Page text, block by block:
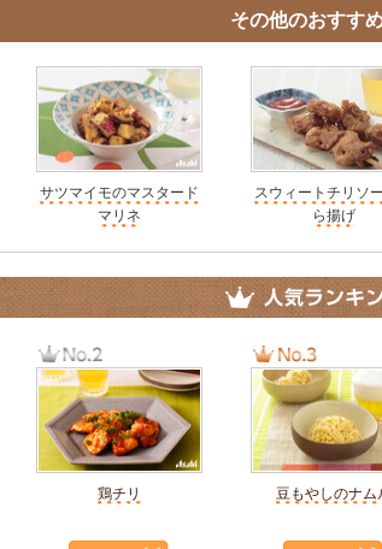
その他のおすす
サツマイモのマスタード
マリネ
スウィートチリソ
ら揚げ
鶏チリ 豆もやしのナム